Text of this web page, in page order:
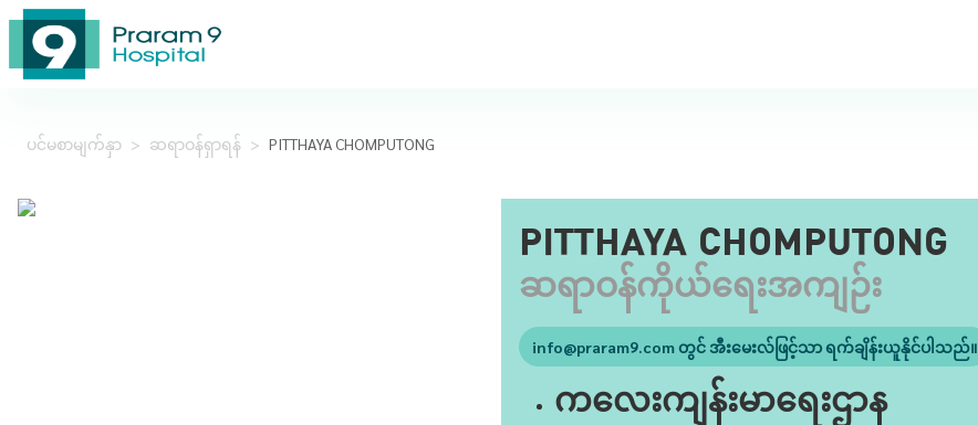
ပင်မစာမျက်နှာ > ဆရာဝန်ရှာရန် > PITTHAYA CHOMPUTONG
PITTHAYA CHOMPUTONG
ဆရာဝန်ကိုယ်ရေးအကျဉ်း
info@praram9.comတွင် အီးမေးလ်ဖြင့်သာ ရက်ချိန်းယူနိုင်ပါသည်။
ကလေးကျန်းမာရေးဌာန